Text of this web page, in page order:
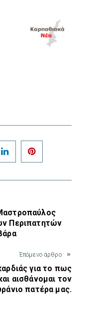
LinkedIn
Περιπατητών
Έπόμενο άρθρο
για το πως
αισθάνομαι τον
πατέρα μας.